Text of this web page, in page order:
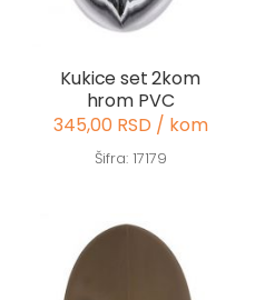
Kukice set 2kom
hrom PVC
345,00 RSD / kom
Šifra: 17179